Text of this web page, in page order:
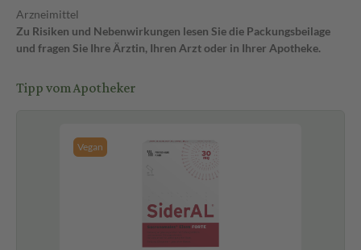
Arzneimittel
Zu Risiken und Nebenwirkungen lesen Sie die Packungsbeilage
und fragen Sie Ihre Ärztin, Ihren Arzt oder in Ihrer Apotheke.
Tipp vom Apotheker
Vegan